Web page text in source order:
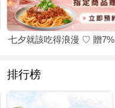
七夕就該吃得浪漫 ♡ 贈7%
排行榜